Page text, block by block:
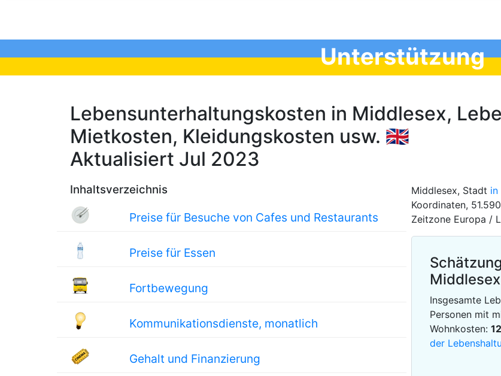
Unterstützung
Lebensunterhaltungskosten in Middlesex,
Mietkosten, Kleidungskosten usw. 🇬🇧
Aktualisiert Jul 2023
Inhaltsverzeichnis
Preise für Besuche von Cafes und Restaurants
Preise für Essen
Fortbewegung
Kommunikationsdienste, monatlich
Gehalt und Finanzierung
Middlesex, Stadt in
Koordinaten,
Zeitzone Europa /
Middlesex
Insgesamte
Personen mit
Wohnkosten:
der